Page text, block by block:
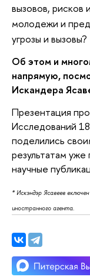
вызовов, рисков
молодежи и
угрозы и вызовы?
Об этом и
напрямую,
Искандера
Презентация
Исследований
поделились
результатам
научные
* Искэндэр Ясавеев
иностранного агента.